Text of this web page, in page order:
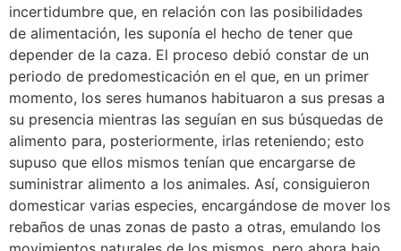
incertidumbre que, en relación con las posibilidades
de alimentación, les suponía el hecho de tener que
depender de la caza. El proceso debió constar de un
periodo de predomesticación en el que, en un primer
momento, los seres humanos habituaron a sus presas a
su presencia mientras las seguían en sus búsquedas de
alimento para, posteriormente, irlas reteniendo; esto
supuso que ellos mismos tenían que encargarse de
suministrar alimento a los animales. Así, consiguieron
domesticar varias especies, encargándose de mover los
rebaños de unas zonas de pasto a otras, emulando los